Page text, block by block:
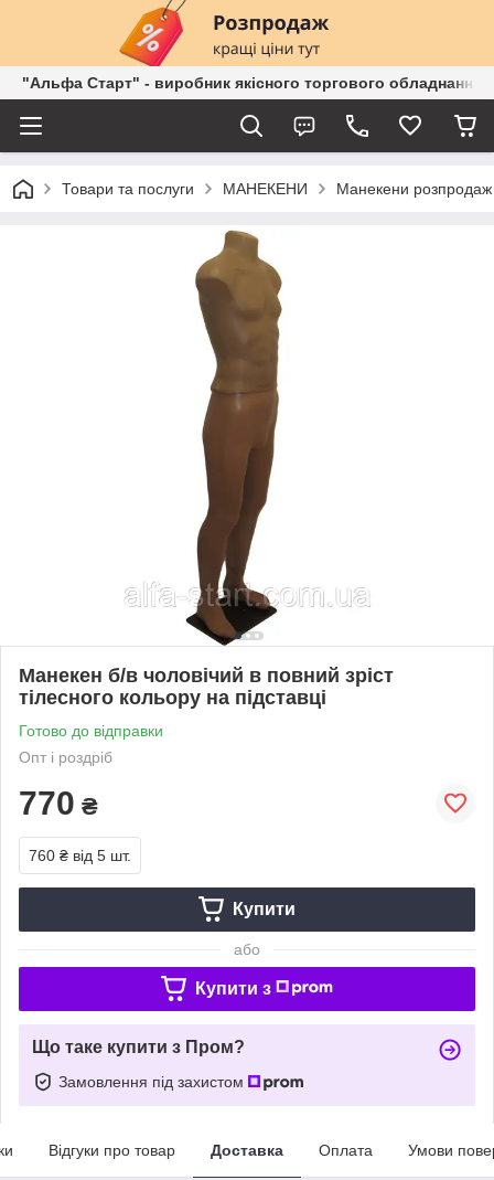
"Альфа Старт" - виробник якісного торгового обладнання
Товари та послуги МАНЕКЕНИ Манекени розпродаж
Манекен б/в чоловічий в повний зріст
тілесного кольору на підставці
Готово до відправки
Опт і роздріб
770 ₴
760 ₴ від 5 шт.
Купити
або
Купити з
Що таке купити з Пром?
Замовлення під захистом
Відгуки про товар Доставка Оплата Умови